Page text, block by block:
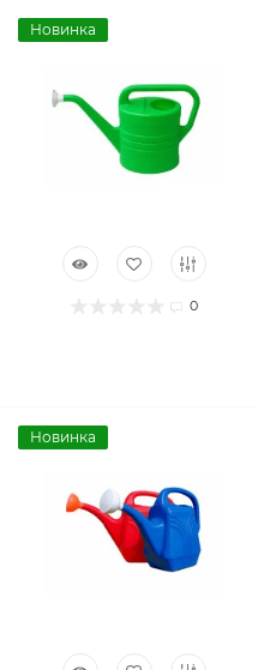
Новинка
0
Новинка